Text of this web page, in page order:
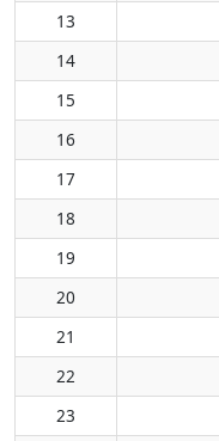
13
14
15
16
17
18
19
20
21
22
23